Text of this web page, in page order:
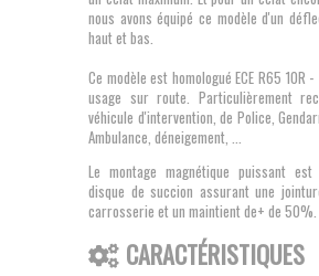
nous avons équipé ce modèle d'un
haut et bas.
Ce modèle est homologué ECE R65 10R
usage sur route. Particulièrement
véhicule d'intervention, de Police,
Ambulance, déneigement, ...
Le montage magnétique puissant est
disque de succion assurant une
carrosserie et un maintient de+ de 50%.
CARACTÉRISTIQUES